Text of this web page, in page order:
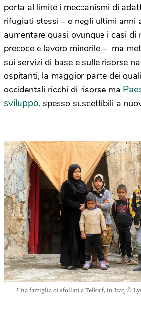
porta al limite i meccanismi di
rifugiati stessi – e negli ultimi anni
aumentare quasi ovunque i casi di
precoce e lavoro minorile – ma
sui servizi di base e sulle risorse
ospitanti, la maggior parte dei
occidentali ricchi di risorse ma
sviluppo, spesso suscettibili a
Una famiglia di sfollati a Telkaif, in Iraq ©